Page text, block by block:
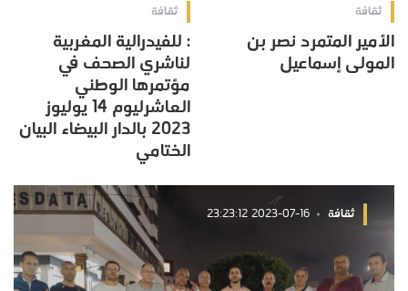
ثقافة
الأمير المتمرد نصر بن
المولى إسماعيل
ثقافة
: للفيدرالية المغربية
لناشري الصحف في
مؤتمرها الوطني
العاشرليوم 14 يوليوز
2023 بالدار البيضاء البيان
الختامي
ثقافة 2023-07-16 23:23:12